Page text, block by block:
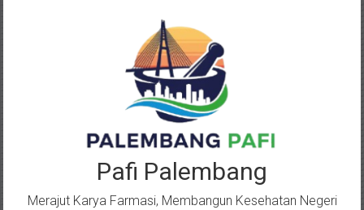
Pafi Palembang
Merajut Karya Farmasi, Membangun Kesehatan Negeri